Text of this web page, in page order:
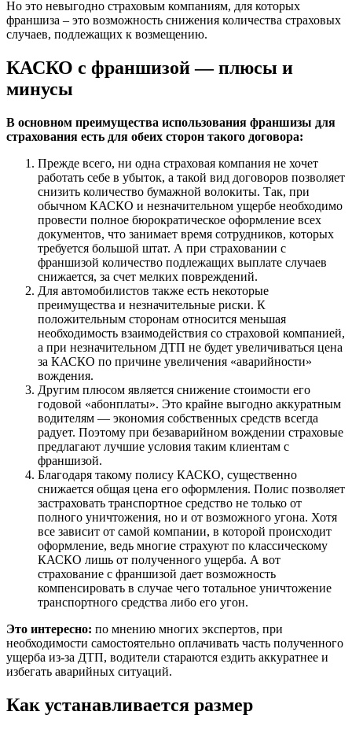
Но это невыгодно страховым компаниям, для которых
франшиза – это возможность снижения количества страховых
случаев, подлежащих к возмещению.
КАСКО с франшизой — плюсы и
минусы
В основном преимущества использования франшизы для
страхования есть для обеих сторон такого договора:
Прежде всего, ни одна страховая компания не хочет
работать себе в убыток, а такой вид договоров позволяет
снизить количество бумажной волокиты. Так, при
обычном КАСКО и незначительном ущербе необходимо
провести полное бюрократическое оформление всех
документов, что занимает время сотрудников, которых
требуется большой штат. А при страховании с
франшизой количество подлежащих выплате случаев
снижается, за счет мелких повреждений.
Для автомобилистов также есть некоторые
преимущества и незначительные риски. К
положительным сторонам относится меньшая
необходимость взаимодействия со страховой компанией,
а при незначительном ДТП не будет увеличиваться цена
за КАСКО по причине увеличения «аварийности»
вождения.
Другим плюсом является снижение стоимости его
годовой «абонплаты». Это крайне выгодно аккуратным
водителям — экономия собственных средств всегда
радует. Поэтому при безаварийном вождении страховые
предлагают лучшие условия таким клиентам с
франшизой.
Благодаря такому полису КАСКО, существенно
снижается общая цена его оформления. Полис позволяет
застраховать транспортное средство не только от
полного уничтожения, но и от возможного угона. Хотя
все зависит от самой компании, в которой происходит
оформление, ведь многие страхуют по классическому
КАСКО лишь от полученного ущерба. А вот
страхование с франшизой дает возможность
компенсировать в случае чего тотальное уничтожение
транспортного средства либо его угон.
Это интересно: по мнению многих экспертов, при
необходимости самостоятельно оплачивать часть полученного
ущерба из-за ДТП, водители стараются ездить аккуратнее и
избегать аварийных ситуаций.
Как устанавливается размер